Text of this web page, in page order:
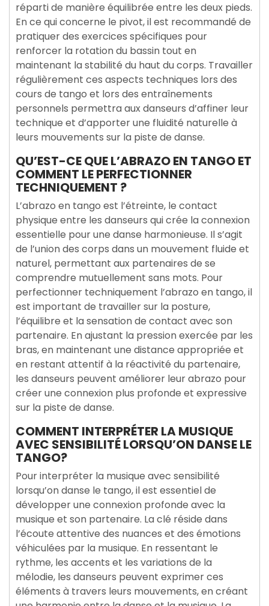
réparti de manière équilibrée entre les deux pieds.
En ce qui concerne le pivot, il est recommandé de
pratiquer des exercices spécifiques pour
renforcer la rotation du bassin tout en
maintenant la stabilité du haut du corps. Travailler
régulièrement ces aspects techniques lors des
cours de tango et lors des entraînements
personnels permettra aux danseurs d’affiner leur
technique et d’apporter une fluidité naturelle à
leurs mouvements sur la piste de danse.
QU’EST-CE QUE L’ABRAZO EN TANGO ET
COMMENT LE PERFECTIONNER
TECHNIQUEMENT ?
L’abrazo en tango est l’étreinte, le contact
physique entre les danseurs qui crée la connexion
essentielle pour une danse harmonieuse. Il s’agit
de l’union des corps dans un mouvement fluide et
naturel, permettant aux partenaires de se
comprendre mutuellement sans mots. Pour
perfectionner techniquement l’abrazo en tango, il
est important de travailler sur la posture,
l’équilibre et la sensation de contact avec son
partenaire. En ajustant la pression exercée par les
bras, en maintenant une distance appropriée et
en restant attentif à la réactivité du partenaire,
les danseurs peuvent améliorer leur abrazo pour
créer une connexion plus profonde et expressive
sur la piste de danse.
COMMENT INTERPRÉTER LA MUSIQUE
AVEC SENSIBILITÉ LORSQU’ON DANSE LE
TANGO?
Pour interpréter la musique avec sensibilité
lorsqu’on danse le tango, il est essentiel de
développer une connexion profonde avec la
musique et son partenaire. La clé réside dans
l’écoute attentive des nuances et des émotions
véhiculées par la musique. En ressentant le
rythme, les accents et les variations de la
mélodie, les danseurs peuvent exprimer ces
éléments à travers leurs mouvements, en créant